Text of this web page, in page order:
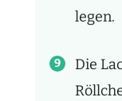
legen.
Die